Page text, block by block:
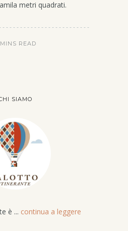
metri quadrati.
READ
SIAMO
è ... continua a leggere